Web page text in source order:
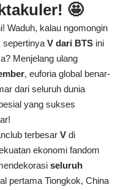
🤩
Waduh, kalau ngomongin
sepertinya V dari BTS ini
Menjelang ulang
, euforia global benar-
dari seluruh dunia
yang sukses
terbesar V di
ekonomi fandom
seluruh
pertama Tiongkok, China